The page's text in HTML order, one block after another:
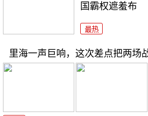
国霸权遮羞布
最热
里海一声巨响，这次差点把两场